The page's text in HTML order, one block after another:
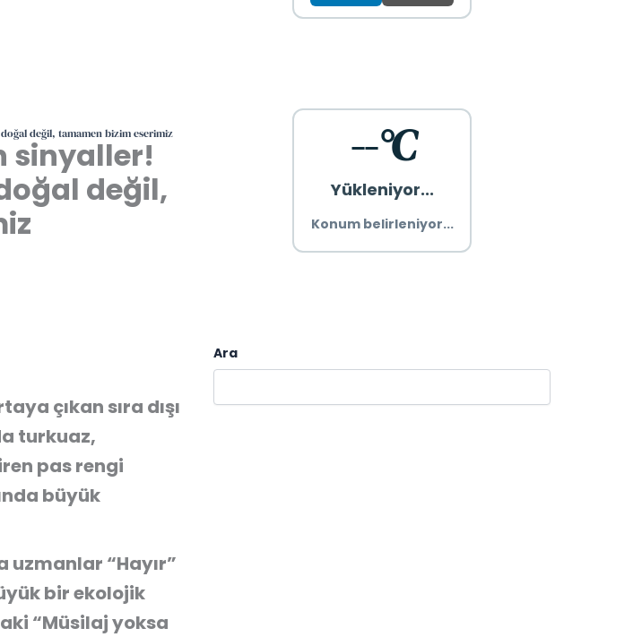
değil, tamamen bizim eserimiz
sinyaller!
değil,
çıkan sıra dışı
turkuaz,
pas rengi
büyük
uzmanlar “Hayır”
bir ekolojik
“Müsilaj yoksa
--°C
Yükleniyor...
Konum belirleniyor...
Ara